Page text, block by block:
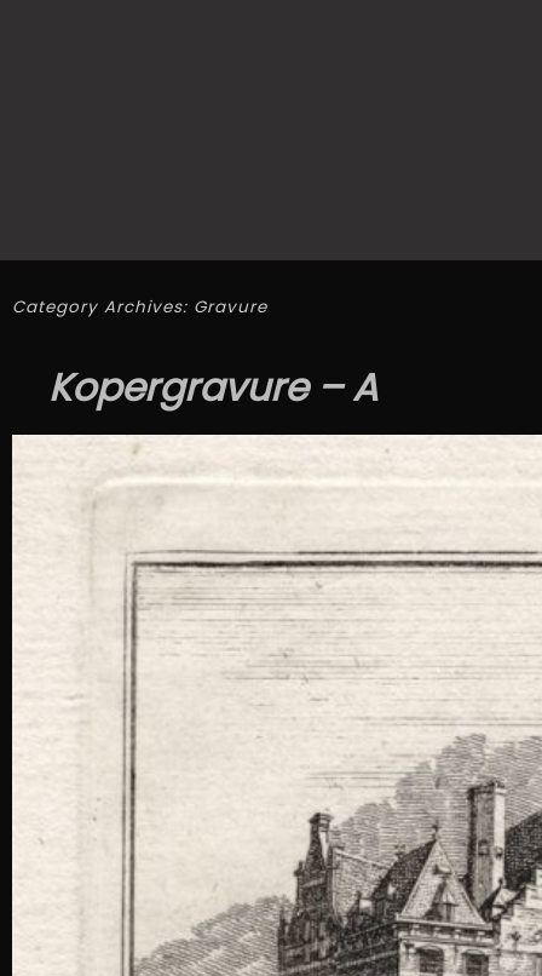
Category Archives: Gravure
Kopergravure – A